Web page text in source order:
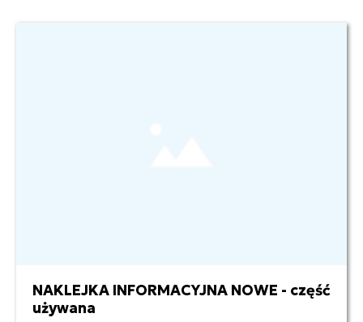
1,00 zł netto
NAKLEJKA INFORMACYJNA NOWE - część
używana